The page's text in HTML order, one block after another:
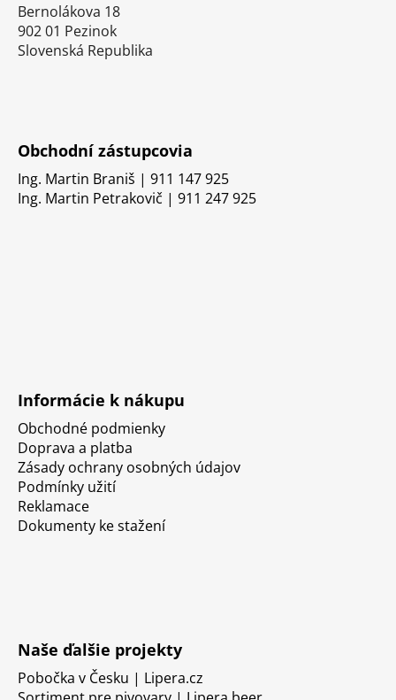
Bernolákova 18
902 01 Pezinok
Slovenská Republika
Obchodní zástupcovia
Ing. Martin Braniš | 911 147 925
Ing. Martin Petrakovič | 911 247 925
Informácie k nákupu
Obchodné podmienky
Doprava a platba
Zásady ochrany osobných údajov
Podmínky užití
Reklamace
Dokumenty ke stažení
Naše ďalšie projekty
Pobočka v Česku | Lipera.cz